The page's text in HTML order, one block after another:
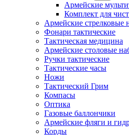
Армейские
Комплект для
Армейские стрелковые
Фонари тактические
Тактическая медицина
Армейские столовые
Ручки тактические
Тактические часы
Ножи
Тактический Грим
Компасы
Оптика
Газовые баллончики
Армейские фляги и
Корды